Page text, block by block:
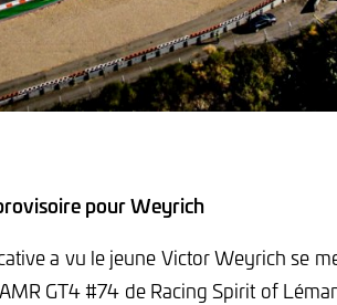
pour Weyrich
a vu le jeune Victor Weyrich se
GT4 #74 de Racing Spirit of